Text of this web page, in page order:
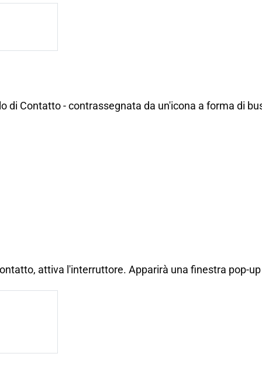
di Contatto - contrassegnata da un'icona a forma di
attiva l'interruttore. Apparirà una finestra pop-